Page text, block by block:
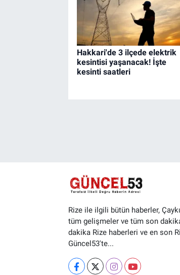
Hakkari'de 3 ilçede elektrik
kesintisi yaşanacak! İşte
kesinti saatleri
Rize ile ilgili bütün haberler,
tüm gelişmeler ve tüm son
dakika Rize haberleri ve en son
Güncel53'te...